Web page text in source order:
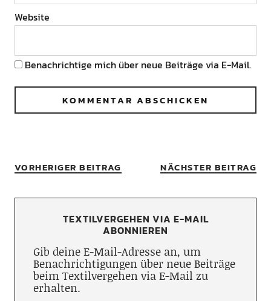
Website
Benachrichtige mich über neue Beiträge via E-Mail.
VORHERIGER BEITRAG NÄCHSTER BEITRAG
TEXTILVERGEHEN VIA E-MAIL
ABONNIEREN
Gib deine E-Mail-Adresse an, um
Benachrichtigungen über neue Beiträge
beim Textilvergehen via E-Mail zu
erhalten.